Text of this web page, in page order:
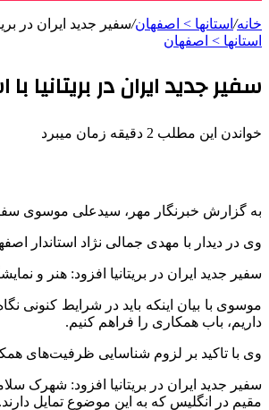
خانه/ استانها > اصفهان/سفیر جدید ایران در
استانها > اصفهان
سفیر جدید ایران در بریتانیا
خواندن این مطلب 2 دقیقه زمان میبرد
به گزارش خبرنگار مهر، سیدعلی موسوی سفیر
وی در دیدار با مهدی جمالی نژاد استاندار
سفیر جدید ایران در بریتانیا افزود: هنر و
موسوی با بیان اینکه باید در شرایط کنونی
داریم، باب همکاری را فراهم کنیم.
وی با تاکید بر لزوم شناسایی ظرفیت‌های
سفیر جدید ایران در بریتانیا افزود: شهرک
مقیم در انگلیس که به این موضوع تمایل دارند.